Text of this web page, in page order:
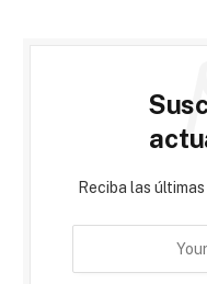
Reciba las